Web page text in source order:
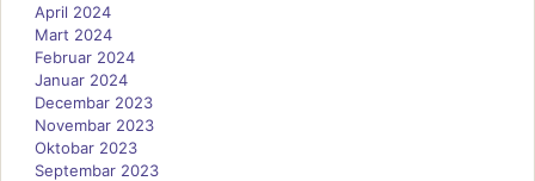
April 2024
Mart 2024
Februar 2024
Januar 2024
Decembar 2023
Novembar 2023
Oktobar 2023
Septembar 2023